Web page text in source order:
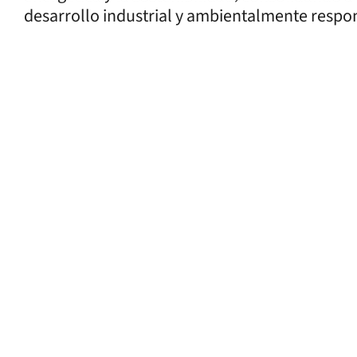
desarrollo industrial y ambientalmente